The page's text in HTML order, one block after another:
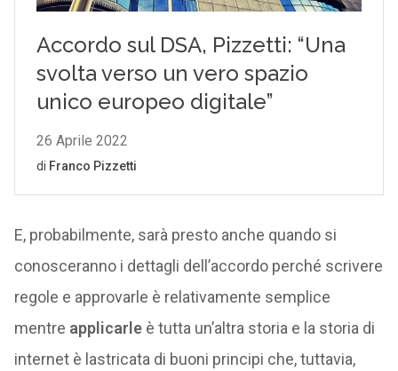
E, probabilmente, sarà presto anche quando si
conosceranno i dettagli dell’accordo perché scrivere
regole e approvarle è relativamente semplice
mentre applicarleè tutta un’altra storia e la storia di
internet è lastricata di buoni principi che, tuttavia,